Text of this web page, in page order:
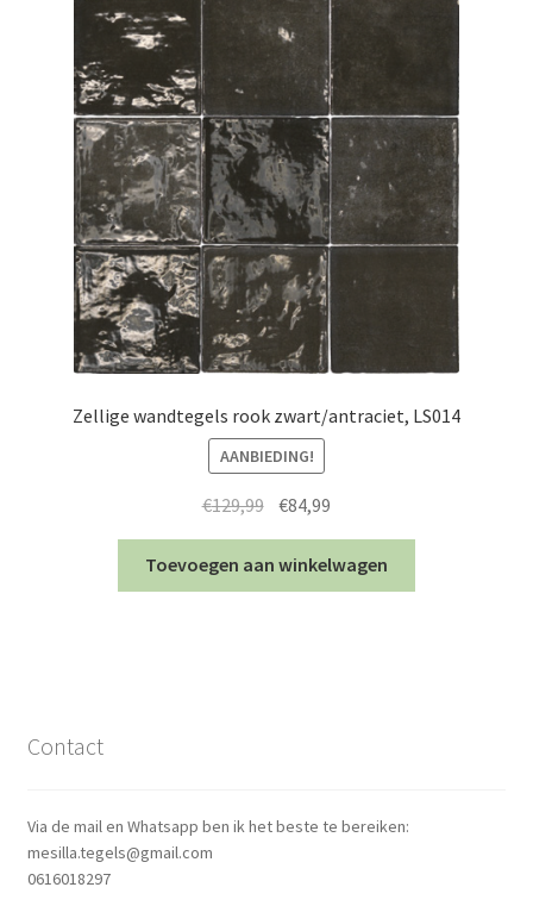
Zellige wandtegels rook zwart/antraciet, LS014
AANBIEDING!
€129,99 Oorspronkelijke
was:
€129,99.
€84,99
is:
€84,99.
Toevoegen aan winkelwagen
Contact
Via de mail en Whatsapp ben ik het beste te bereiken:
mesilla.tegels@gmail.com
0616018297